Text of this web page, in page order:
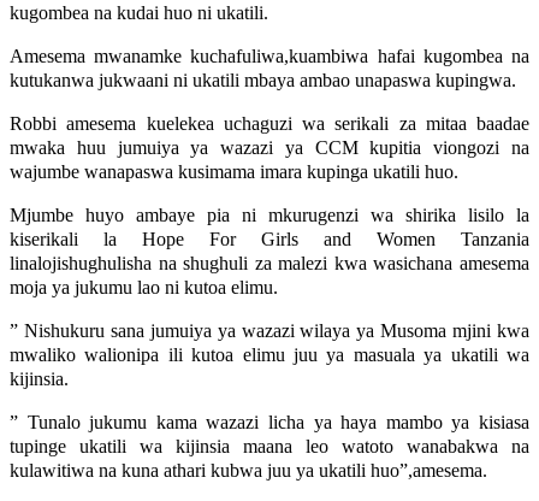
kugombea na kudai huo ni ukatili.
Amesema mwanamke kuchafuliwa,kuambiwa hafai kugombea na
kutukanwa jukwaani ni ukatili mbaya ambao unapaswa kupingwa.
Robbi amesema kuelekea uchaguzi wa serikali za mitaa baadae
mwaka huu jumuiya ya wazazi ya CCM kupitia viongozi na
wajumbe wanapaswa kusimama imara kupinga ukatili huo.
Mjumbe huyo ambaye pia ni mkurugenzi wa shirika lisilo la
kiserikali la Hope For Girls and Women Tanzania
linalojishughulisha na shughuli za malezi kwa wasichana amesema
moja ya jukumu lao ni kutoa elimu.
” Nishukuru sana jumuiya ya wazazi wilaya ya Musoma mjini kwa
mwaliko walionipa ili kutoa elimu juu ya masuala ya ukatili wa
kijinsia.
” Tunalo jukumu kama wazazi licha ya haya mambo ya kisiasa
tupinge ukatili wa kijinsia maana leo watoto wanabakwa na
kulawitiwa na kuna athari kubwa juu ya ukatili huo”,amesema.